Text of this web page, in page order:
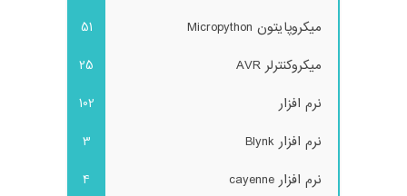
میکروپایتون Micropython
51
میکروکنترلر AVR
25
نرم افزار
102
نرم افزار Blynk
3
نرم افزار cayenne
4